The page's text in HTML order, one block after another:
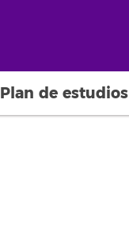
Plan de estudios